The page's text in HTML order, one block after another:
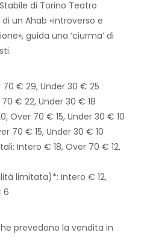
di Torino Teatro
un Ahab «introverso e
guida una ‘ciurma’ di
70 € 29, Under 30 € 25
€ 22, Under 30 € 18
Over 70 € 15, Under 30 € 10
70 € 15, Under 30 € 10
Intero € 18, Over 70 € 12,
limitata)*: Intero € 12,
6
prevedono la vendita in